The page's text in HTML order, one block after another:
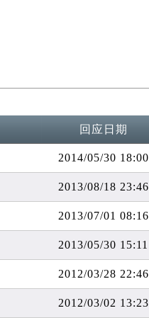
回应日期
2014/05/30 18:00
2013/08/18 23:46
2013/07/01 08:16
2013/05/30 15:11
2012/03/28 22:46
2012/03/02 13:23